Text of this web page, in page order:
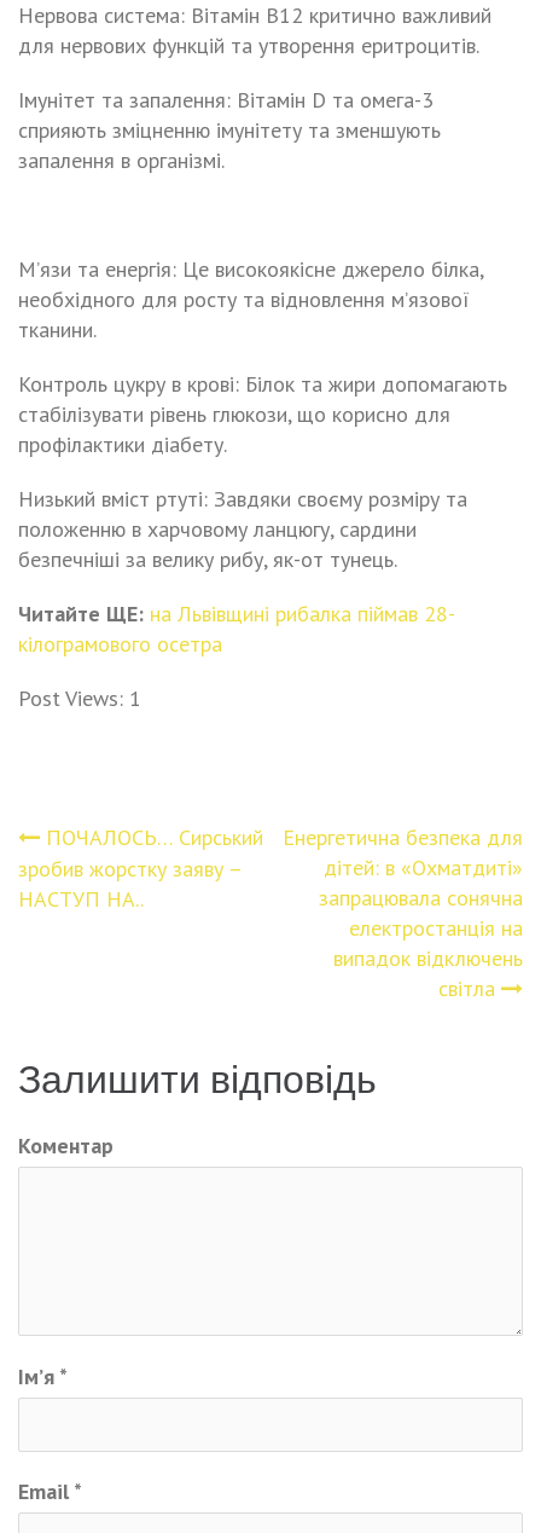
Нервова система: Вітамін B12 критично важливий
для нервових функцій та утворення еритроцитів.
Імунітет та запалення: Вітамін D та омега-3
сприяють зміцненню імунітету та зменшують
запалення в організмі.
М’язи та енергія: Це високоякісне джерело білка,
необхідного для росту та відновлення м’язової
тканини.
Контроль цукру в крові: Білок та жири допомагають
стабілізувати рівень глюкози, що корисно для
профілактики діабету.
Низький вміст ртуті: Завдяки своєму розміру та
положенню в харчовому ланцюгу, сардини
безпечніші за велику рибу, як-от тунець.
Читайте ЩЕ: на Львівщині рибалка піймав 28-
кілограмового осетра
Post Views: 1
Навігація
записів
ПОЧАЛОСЬ… Сирський
зробив жорстку заяву –
НАСТУП НА..
Енергетична безпека для
дітей: в «Охматдиті»
запрацювала сонячна
електростанція на
випадок відключень
світла
Залишити відповідь
Коментар
Ім’я *
Email *